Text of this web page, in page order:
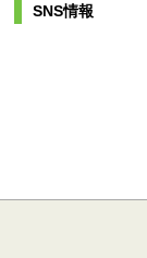
SNS情報